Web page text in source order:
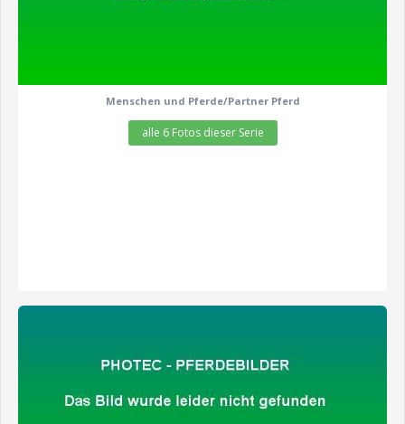
Menschen und Pferde/Partner Pferd
alle 6 Fotos dieser Serie